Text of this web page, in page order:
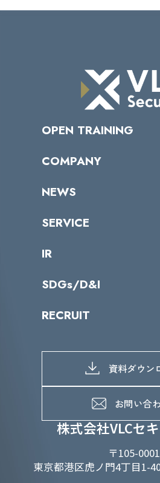
株式会社VLCセ
〒105-0001
東京都港区虎ノ門4丁目1-
OPEN TRAINING
受講者の声
COMPANY
トップメッセージ
ミッション／ビジョン
パートナー企業一覧
NEWS
サイバーニュース
SERVICE
カテゴリー別サービス一
IR
IRカレンダー
IRライブラリー
よくあるご質問
SDGs/D&I
当グループのマテリアリ
SDGs推進体制
D&Iの取り組み
RECRUIT
募集職種一覧
メッセージ
メンバーインタビュー
資料ダウン
お問い合